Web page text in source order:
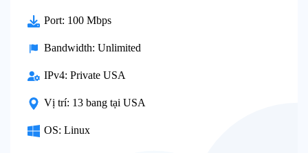
Port: 100 Mbps
Bandwidth: Unlimited
IPv4: Private USA
Vị trí: 13 bang tại USA
OS: Linux